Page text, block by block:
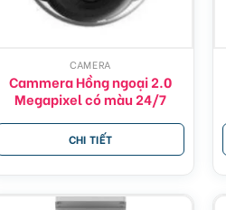
CAMERA
Cammera Hồng ngoại 2.0
Megapixel có màu 24/7
CHI TIẾT